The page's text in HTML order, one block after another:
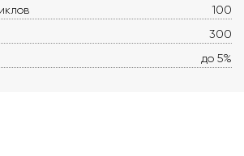
100
300
до 5%